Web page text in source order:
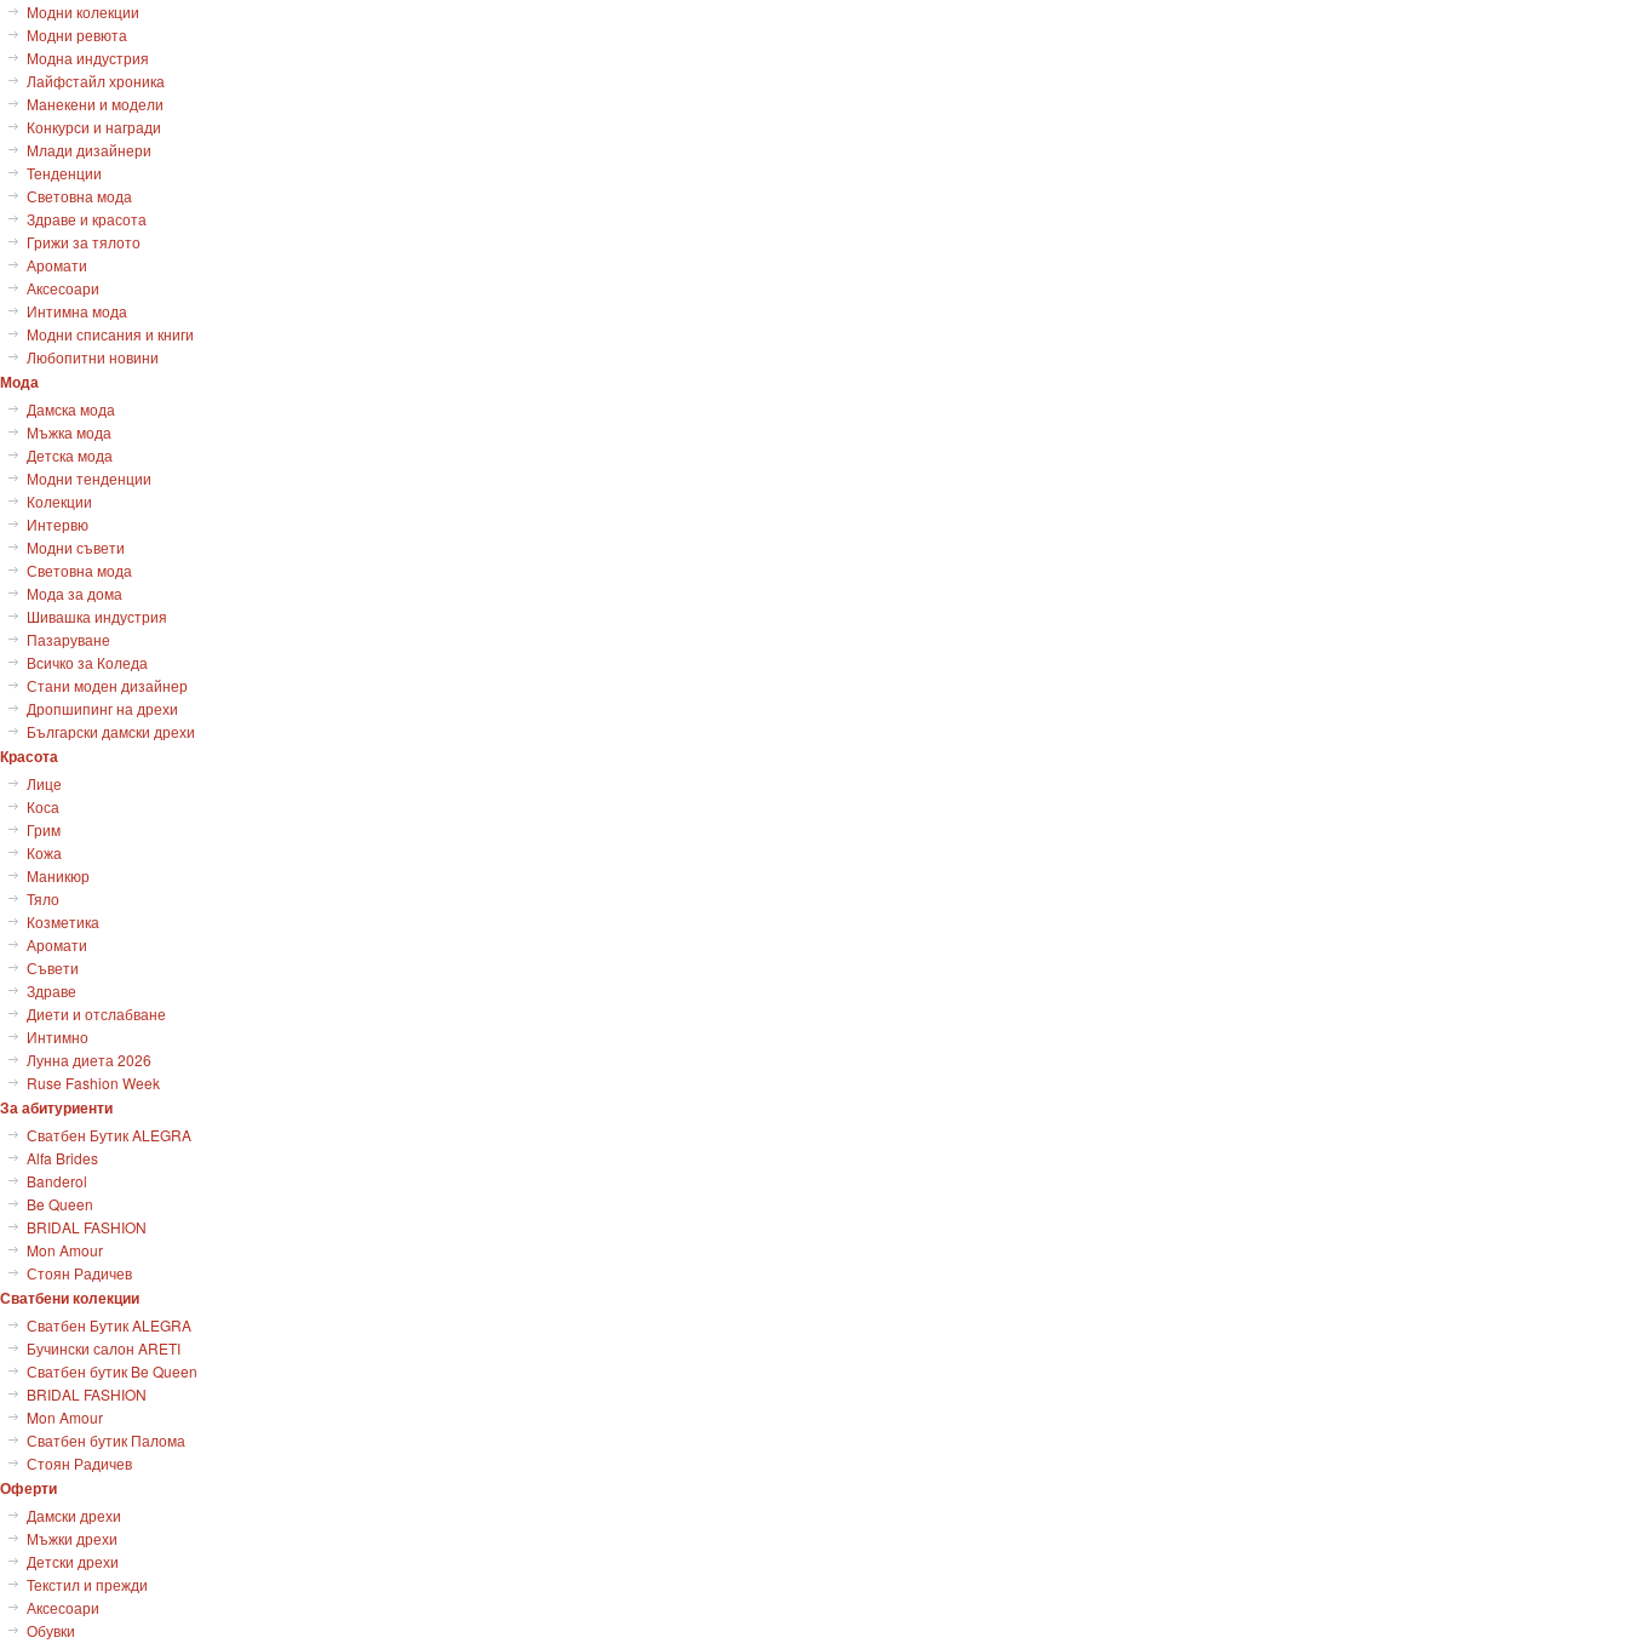
Модни колекции
Модни ревюта
Модна индустрия
Лайфстайл хроника
Манекени и модели
Конкурси и награди
Млади дизайнери
Тенденции
Световна мода
Здраве и красота
Грижи за тялото
Аромати
Аксесоари
Интимна мода
Модни списания и книги
Любопитни новини
Мода
Дамска мода
Мъжка мода
Детска мода
Модни тенденции
Колекции
Интервю
Модни съвети
Световна мода
Мода за дома
Шивашка индустрия
Пазаруване
Всичко за Коледа
Стани моден дизайнер
Дропшипинг на дрехи
Български дамски дрехи
Красота
Лице
Коса
Грим
Кожа
Маникюр
Тяло
Козметика
Аромати
Съвети
Здраве
Диети и отслабване
Интимно
Лунна диета 2026
Ruse Fashion Week
За абитуриенти
Сватбен Бутик ALEGRA
Alfa Brides
Banderol
Be Queen
BRIDAL FASHION
Mon Amour
Стоян Радичев
Сватбени колекции
Сватбен Бутик ALEGRA
Бучински салон ARETI
Сватбен бутик Be Queen
BRIDAL FASHION
Mon Amour
Сватбен бутик Палома
Стоян Радичев
Оферти
Дамски дрехи
Мъжки дрехи
Детски дрехи
Текстил и прежди
Аксесоари
Обувки